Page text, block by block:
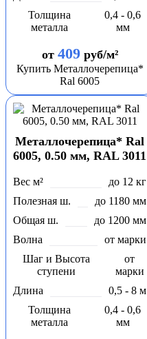
Толщина
металла
0,4 - 0,6
мм
от 409руб/м²
Купить Металлочерепица*
Ral 6005
Металлочерепица* Ral
6005, 0.50 мм, RAL 3011
Вес м²
до 12 кг
Полезная ш.
до 1180 мм
Общая ш.
до 1200 мм
Волна
от марки
Шаг и Высота
ступени
от
марки
Длина
0,5 - 8 м
Толщина
металла
0,4 - 0,6
мм